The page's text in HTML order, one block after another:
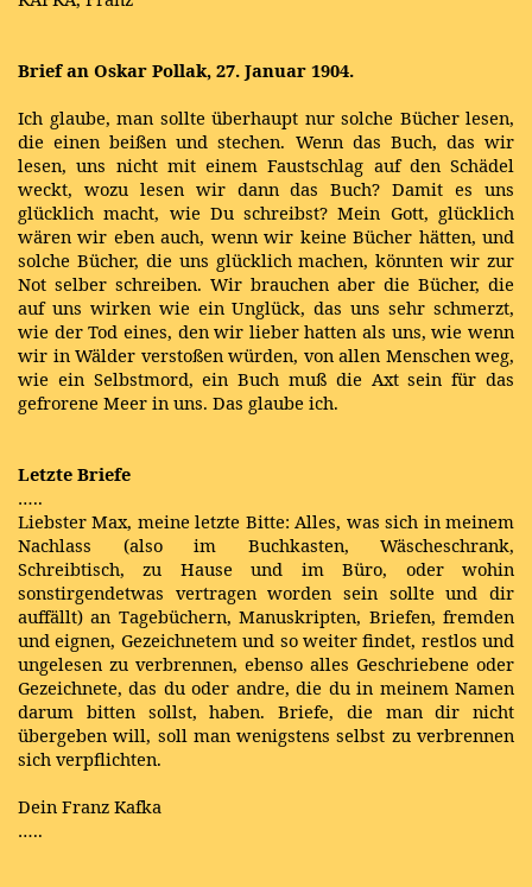
Brief an Oskar Pollak, 27. Januar 1904.
Ich glaube, man sollte überhaupt nur solche Bücher lesen,
die einen beißen und stechen. Wenn das Buch, das wir
lesen, uns nicht mit einem Faustschlag auf den Schädel
weckt, wozu lesen wir dann das Buch? Damit es uns
glücklich macht, wie Du schreibst? Mein Gott, glücklich
wären wir eben auch, wenn wir keine Bücher hätten, und
solche Bücher, die uns glücklich machen, könnten wir zur
Not selber schreiben. Wir brauchen aber die Bücher, die
auf uns wirken wie ein Unglück, das uns sehr schmerzt,
wie der Tod eines, den wir lieber hatten als uns, wie wenn
wir in Wälder verstoßen würden, von allen Menschen weg,
wie ein Selbstmord, ein Buch muß die Axt sein für das
gefrorene Meer in uns. Das glaube ich.
Letzte Briefe
…..
Liebster Max, meine letzte Bitte: Alles, was sich in meinem
Nachlass (also im Buchkasten, Wäscheschrank,
Schreibtisch, zu Hause und im Büro, oder wohin
sonstirgendetwas vertragen worden sein sollte und dir
auffällt) an Tagebüchern, Manuskripten, Briefen, fremden
und eignen, Gezeichnetem und so weiter findet, restlos und
ungelesen zu verbrennen, ebenso alles Geschriebene oder
Gezeichnete, das du oder andre, die du in meinem Namen
darum bitten sollst, haben. Briefe, die man dir nicht
übergeben will, soll man wenigstens selbst zu verbrennen
sich verpflichten.
Dein Franz Kafka
…..